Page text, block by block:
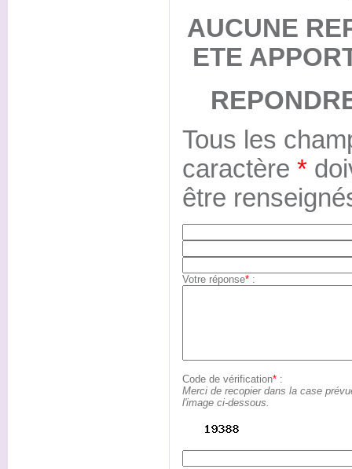
AUCUNE
ETE
Tous les
caractère *
être
Votre réponse*:
Code de vérification*:
Merci de recopier dans la case
l'image ci-dessous.